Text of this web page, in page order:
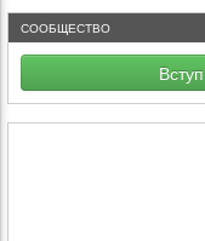
СООБЩЕСТВО